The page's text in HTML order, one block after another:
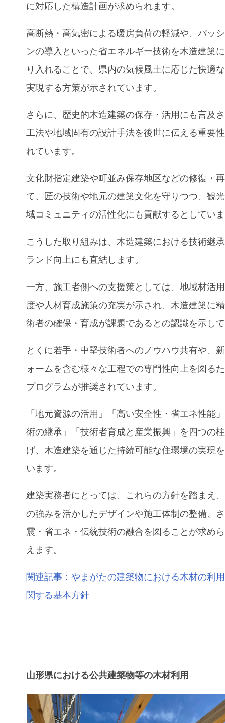
に対応した構造計画が求められます。
高断熱・高気密による暖房負荷の軽減や、パッ
ンの導入といった省エネルギー技術を木造建築
り入れることで、県内の気候風土に応じた快適
実現する方策が示されています。
さらに、歴史的木造建築の保存・活用にも言及
工法や地域固有の設計手法を後世に伝える重要
れています。
文化財指定建築や町並み保存地区などの修復・
て、匠の技術や地元の建築文化を守りつつ、観
域コミュニティの活性化にも貢献するとしてい
こうした取り組みは、木造建築における技術継
ランド向上にも直結します。
一方、施工者側への支援策としては、地域材活
度や人材育成施策の充実が示され、木造建築に
術者の確保・育成が課題であるとの認識を示し
とくに若手・中堅技術者へのノウハウ共有や、
ォームを含む様々な工程での専門性向上を図る
プログラムが推奨されています。
「地元資源の活用」「高い安全性・省エネ性能
術の継承」「技術者育成と産業振興」を四つの
げ、木造建築を通じた持続可能な住環境の実現
います。
建築実務者にとっては、これらの方針を踏まえ
の強みを活かしたデザインや施工体制の整備、
震・省エネ・伝統技術の融合を図ることが求め
えます。
関連記事：やまがたの建築物における木材の利
関する基本方針
山形県における公共建築物等の木材利用